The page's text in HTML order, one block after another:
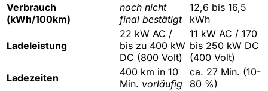
Verbrauch
(kWh/100km)
noch nicht
final bestätigt
12,6 bis 16,5
kWh
Ladeleistung
22 kW AC /
bis zu 400 kW
DC (800 Volt)
11 kW AC / 170
bis 250 kW DC
(400 Volt)
Ladezeiten
400 km in 10
Min. vorläufig
ca. 27 Min. (10-
80 %)